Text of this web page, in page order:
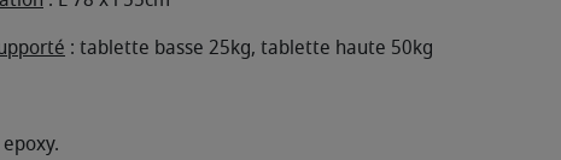
: tablette basse 25kg, tablette haute 50kg